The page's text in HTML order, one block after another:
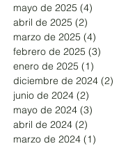
mayo de 2025 (4)
abril de 2025 (2)
marzo de 2025 (4)
febrero de 2025 (3)
enero de 2025 (1)
diciembre de 2024 (2)
junio de 2024 (2)
mayo de 2024 (3)
abril de 2024 (2)
marzo de 2024 (1)